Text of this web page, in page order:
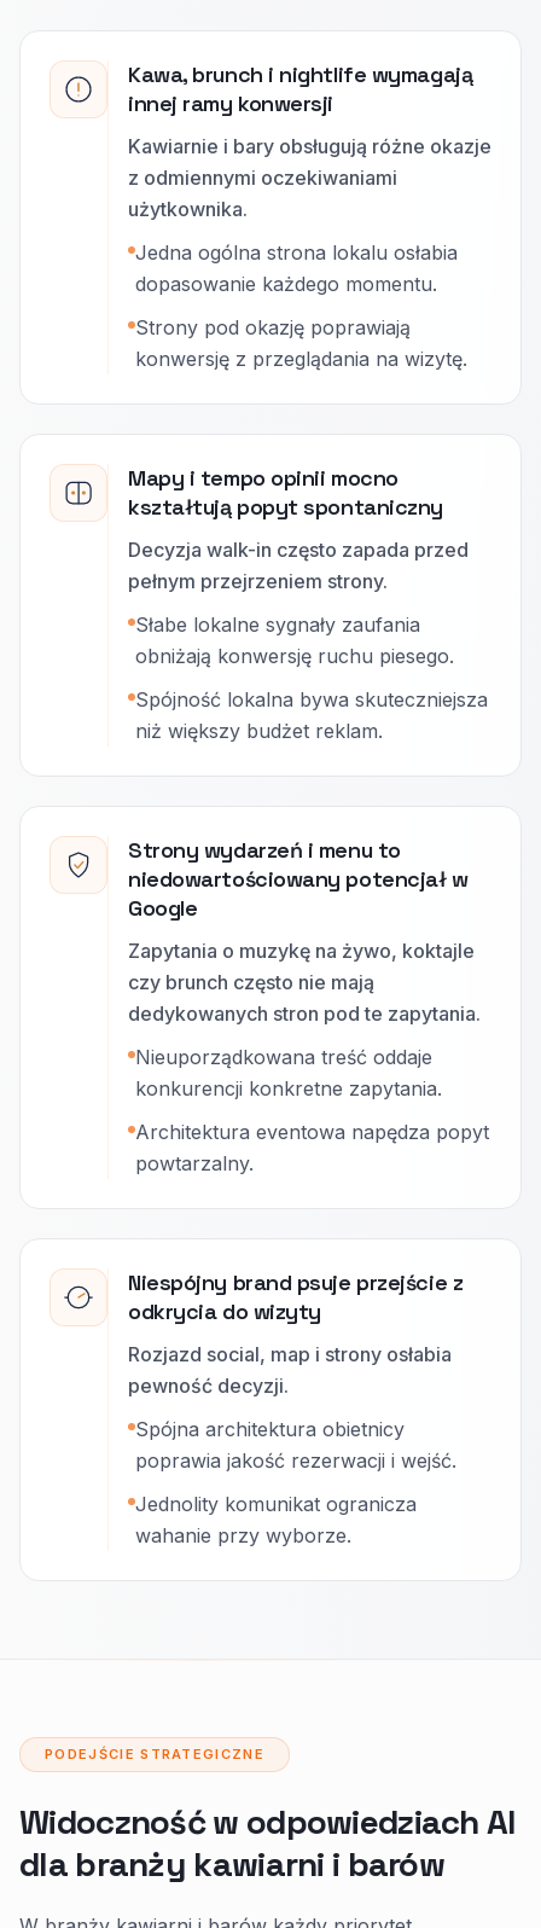
Kawa, brunch i nightlife wymagają
innej ramy konwersji
Kawiarnie i bary obsługują różne okazje
z odmiennymi oczekiwaniami
użytkownika.
Jedna ogólna strona lokalu osłabia
dopasowanie każdego momentu.
Strony pod okazję poprawiają
konwersję z przeglądania na wizytę.
Mapy i tempo opinii mocno
kształtują popyt spontaniczny
Decyzja walk-in często zapada przed
pełnym przejrzeniem strony.
Słabe lokalne sygnały zaufania
obniżają konwersję ruchu piesego.
Spójność lokalna bywa skuteczniejsza
niż większy budżet reklam.
Strony wydarzeń i menu to
niedowartościowany potencjał w
Google
Zapytania o muzykę na żywo, koktajle
czy brunch często nie mają
dedykowanych stron pod te zapytania.
Nieuporządkowana treść oddaje
konkurencji konkretne zapytania.
Architektura eventowa napędza popyt
powtarzalny.
Niespójny brand psuje przejście z
odkrycia do wizyty
Rozjazd social, map i strony osłabia
pewność decyzji.
Spójna architektura obietnicy
poprawia jakość rezerwacji i wejść.
Jednolity komunikat ogranicza
wahanie przy wyborze.
PODEJŚCIE STRATEGICZNE
Widoczność w odpowiedziach AI
dla branży kawiarni i barów